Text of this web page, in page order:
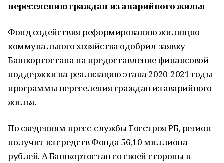
переселению граждан из аварийного жилья
Фонд содействия реформированию жилищно-
коммунального хозяйства одобрил заявку
Башкортостана на предоставление финансовой
поддержки на реализацию этапа 2020-2021 годы
программы переселения граждан из аварийного
жилья.
По сведениям пресс-службы Госстроя РБ, регион
получит из средств Фонда 56,10 миллиона
рублей. А Башкортостан со своей стороны в